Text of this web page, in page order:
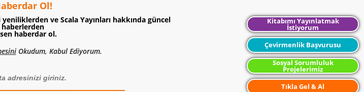
Ol!
ve Scala Yayınları hakkında güncel
haberlerden
haberdar ol.
Okudum, Kabul Ediyorum.
Kitabımı Yayınlatmak
İstiyorum
Çevirmenlik Başvurusu
Sosyal Sorumluluk
Projelerimiz
Tıkla Gel & Al